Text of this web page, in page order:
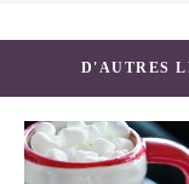
D'AUTRES